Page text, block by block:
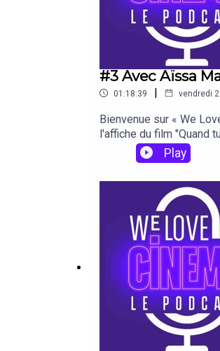
#3 Avec Aïssa
01:18:39 | vendredi
Bienvenue sur « We
l'affiche du film "Quand
de cinéma, vous allez
MusicEn
Play